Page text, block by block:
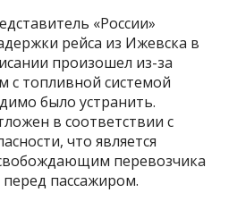
«России»
рейса из Ижевска в
произошел из-за
с топливной системой
было устранить.
в соответствии с
что является
перевозчика
пассажиром.